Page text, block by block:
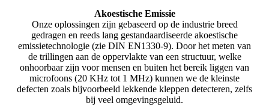
Akoestische Emissie
Onze oplossingen zijn gebaseerd op de industrie breed
gedragen en reeds lang gestandaardiseerde akoestische
emissietechnologie (zie DIN EN1330-9). Door het meten van
de trillingen aan de oppervlakte van een structuur, welke
onhoorbaar zijn voor mensen en buiten het bereik liggen van
microfoons (20 KHz tot 1 MHz) kunnen we de kleinste
defecten zoals bijvoorbeeld lekkende kleppen detecteren, zelfs
bij veel omgevingsgeluid.